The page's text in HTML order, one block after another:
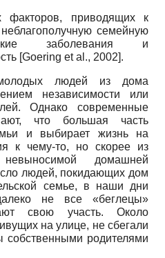
факторов, приводящих к
семейную
заболевания и
[Goering et al., 2002].
молодых людей из дома
независимости или
Однако современные
что большая часть
и выбирает жизнь на
к чему-то, но скорее из
домашней
людей, покидающих дом
семье, в наши дни
не все «беглецы»
свою участь. Около
на улице, не сбегали
собственными родителями